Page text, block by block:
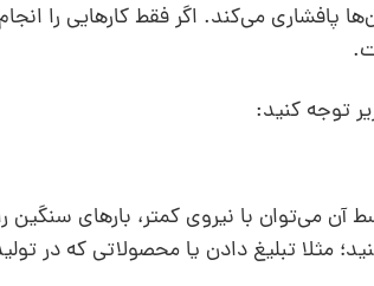
پافشاری می‌کند. اگر فقط کارهایی را
توجه کنید:
می‌توان با نیروی کمتر، بارهای سنگین
مثلا تبلیغ دادن یا محصولاتی که در